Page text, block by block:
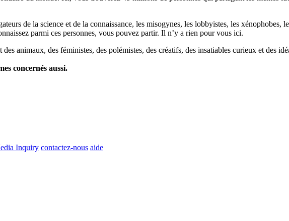
de la science et de la connaissance, les misogynes, les lobbyistes, les xénophobes,
parmi ces personnes, vous pouvez partir. Il n’y a rien pour vous ici.
animaux, des féministes, des polémistes, des créatifs, des insatiables curieux et des
concernés aussi.
Inquiry contactez-nous aide